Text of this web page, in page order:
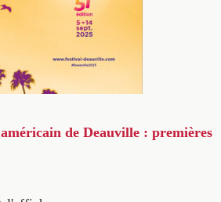
de Deauville : premières